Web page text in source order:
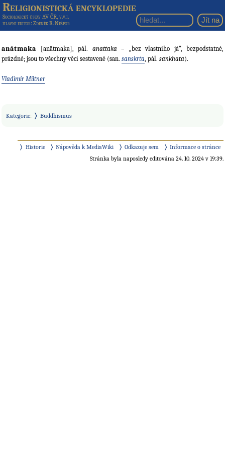
Religionistická encyklopedie
Sociologický ústav AV ČR, v.v.i.
hlavní editor: Zdeněk R. Nešpor
anátmaka [anātmaka], pál. anattaka – „bez vlastního já“, bezpodstatné,
prázdné; jsou to všechny věci sestavené (san. sanskrta, pál. sankhata).
Vladimír Miltner
Kategorie: Buddhismus
Historie Nápověda k MediaWiki Odkazuje sem
Informace o stránce
Stránka byla naposledy editována 24. 10. 2024 v 19:39.